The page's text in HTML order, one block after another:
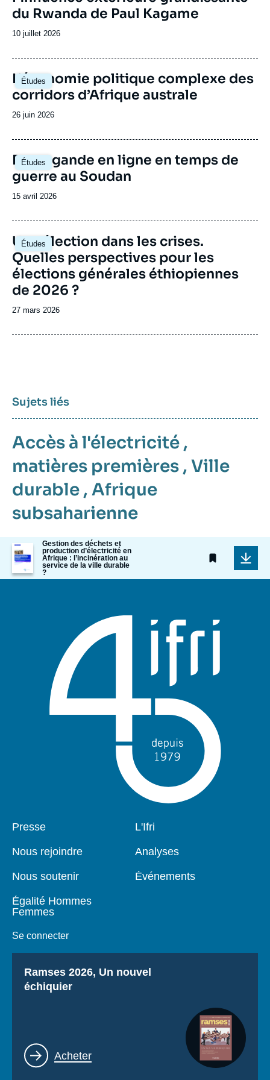
accueille régulièrement des responsables
politiques de différents pays d’Afrique
subsaharienne.
du Rwanda de Paul Kagame
Date
publication
10 juillet 2026
Études
Image
principale
L’économie politique complexe des
corridors d’Afrique australe
Date
publication
26 juin 2026
Études
Image
principale
Propagande en ligne en temps de
guerre au Soudan
Date
publication
15 avril 2026
Études
Image
principale
Une élection dans les crises.
Quelles perspectives pour les
élections générales éthiopiennes
de 2026 ?
Date
publication
27 mars 2026
Sujets liés
Accès à l'électricité ,
matières premières , Ville
durable , Afrique
subsaharienne
Image
de
couverture
de
Gestion des déchets et
production d’électricité en
Afrique : l’incinération au
service de la ville durable
?
Pied
Presse
Nous rejoindre
Nous soutenir
Égalité Hommes
Femmes
Se connecter
Navigation
L'Ifri
Analyses
Événements
Titre
Ramses 2026, Un nouvel
échiquier
Lien
Acheter